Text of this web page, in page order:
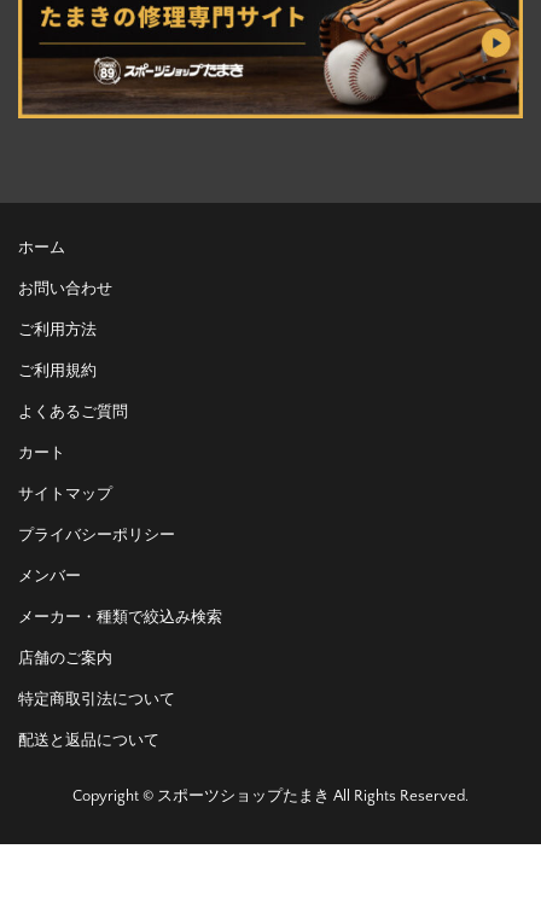
ホーム
お問い合わせ
ご利用方法
ご利用規約
よくあるご質問
カート
サイトマップ
プライバシーポリシー
メンバー
メーカー・種類で絞込み検索
店舗のご案内
特定商取引法について
配送と返品について
Copyright © スポーツショップたまき All Rights Reserved.